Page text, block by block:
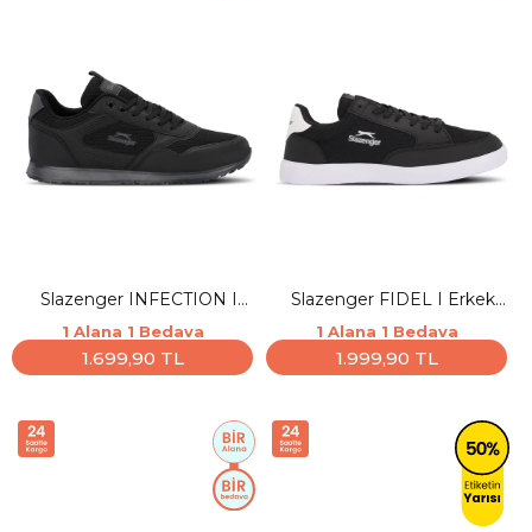
Slazenger INFECTION I
Erkek Siyah / Siyah Günlük
Spor Ayakkabısı
1 Alana 1 Bedava
1.699,90 TL
Slazenger FIDEL I Erkek
Siyah / Beyaz Günlük Spor
Ayakkabısı
1 Alana 1 Bedava
1.999,90 TL